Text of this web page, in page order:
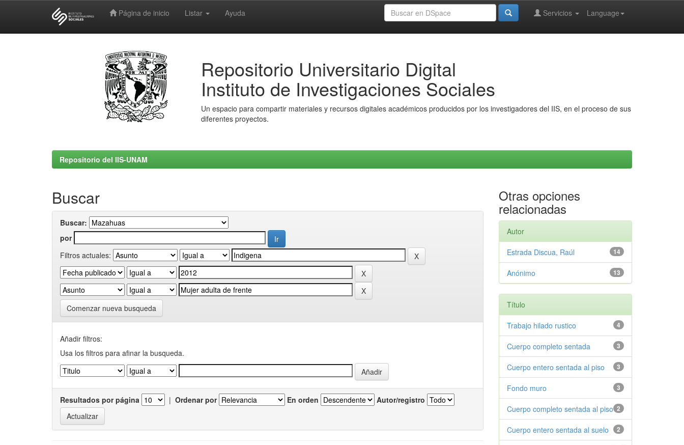
Página de inicio Listar Ayuda Language
Servicios
Repositorio Universitario Digital
Instituto de Investigaciones Sociales
Un espacio para compartir materiales y recursos digitales académicos producidos por los investigadores del IIS, en el proceso de sus
diferentes proyectos.
Repositorio del IIS-UNAM
Buscar
Buscar:
por
Filtros actuales:
Comenzar nueva busqueda
Añadir filtros:
Usa los filtros para afinar la busqueda.
Resultados por página | Ordenar por En orden Autor/registro
Otras opciones
relacionadas
Autor
14
Estrada Discua, Raúl
13
Anónimo
Título
4
Trabajo hilado rustico
3
Cuerpo completo sentada
3
Cuerpo entero sentada al piso
3
Fondo muro
2
Cuerpo completo sentada al piso
2
Cuerpo entero sentada al suelo